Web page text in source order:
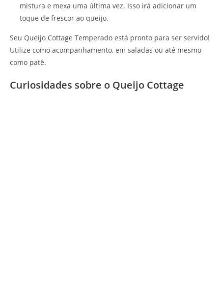
mistura e mexa uma última vez. Isso irá adicionar um
toque de frescor ao queijo.
Seu Queijo Cottage Temperado está pronto para ser servido!
Utilize como acompanhamento, em saladas ou até mesmo
como patê.
Curiosidades sobre o Queijo Cottage